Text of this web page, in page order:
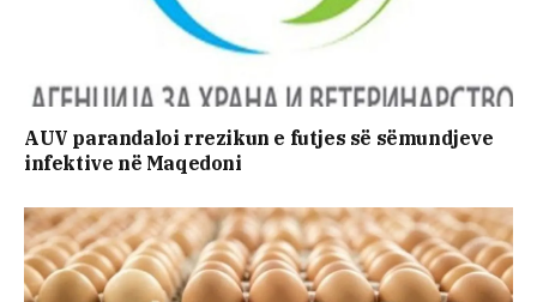
AUV parandaloi rrezikun e futjes së sëmundjeve
infektive në Maqedoni